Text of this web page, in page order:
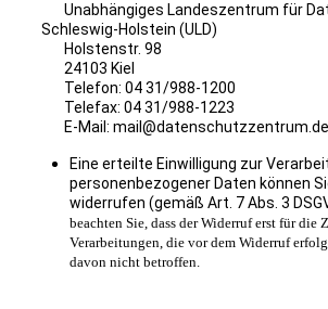
Unabhängiges Landeszentrum für
Schleswig-Holstein (ULD)
Holstenstr. 98
24103 Kiel
Telefon: 04 31/988-1200
Telefax: 04 31/988-1223
E-Mail: mail@datenschutzzentrum.de
Eine erteilte Einwilligung zur
personenbezogener Daten können
widerrufen (gemäß Art. 7 Abs. 3
beachten Sie, dass der Widerruf erst für die
Verarbeitungen, die vor dem Widerruf
davon nicht betroffen.